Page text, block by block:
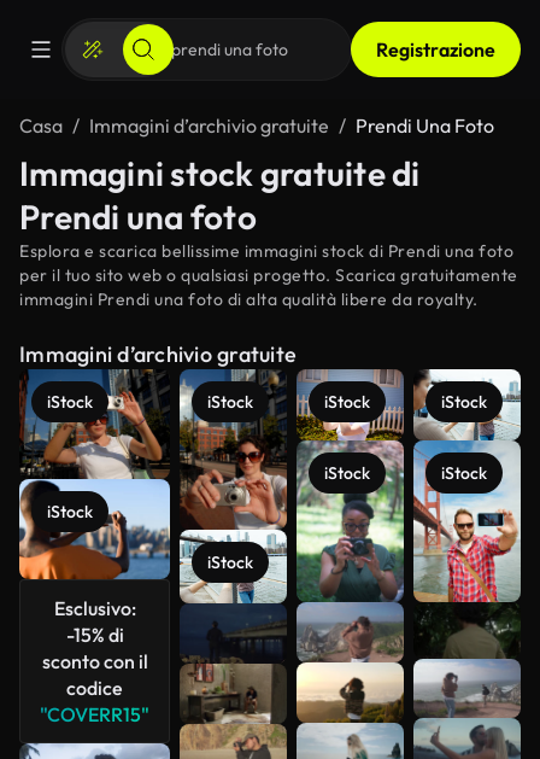
Registrazione
Casa Immagini d’archivio gratuite Prendi Una Foto
Immagini stock gratuite di
Prendi una foto
Esplora e scarica bellissime immagini stock di Prendi una foto
per il tuo sito web o qualsiasi progetto. Scarica gratuitamente
immagini Prendi una foto di alta qualità libere da royalty.
Immagini d’archivio gratuite
iStock
iStock
Esclusivo:
-15% di
sconto con il
codice
"COVERR15"
iStock
iStock
iStock
iStock
iStock
iStock
Scopri di
più